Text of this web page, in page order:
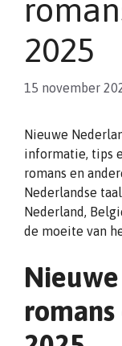
2025
15 november
Nieuwe
informatie, tips
romans en
Nederlandse
Nederland,
de moeite van